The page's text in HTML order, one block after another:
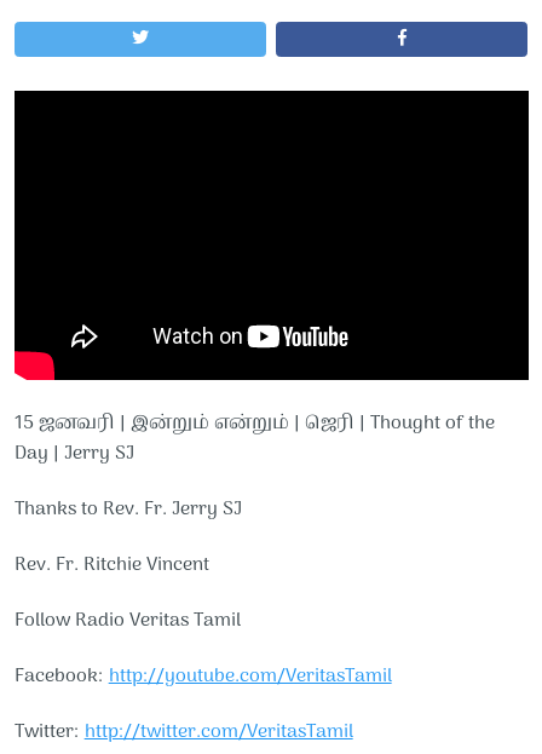
15 ஜனவரி | இன்றும் என்றும் | ஜெரி | Thought of the
Day | Jerry SJ
Thanks to Rev. Fr. Jerry SJ
Rev. Fr. Ritchie Vincent
Follow Radio Veritas Tamil
Facebook:http://youtube.com/VeritasTamil
Twitter:http://twitter.com/VeritasTamil